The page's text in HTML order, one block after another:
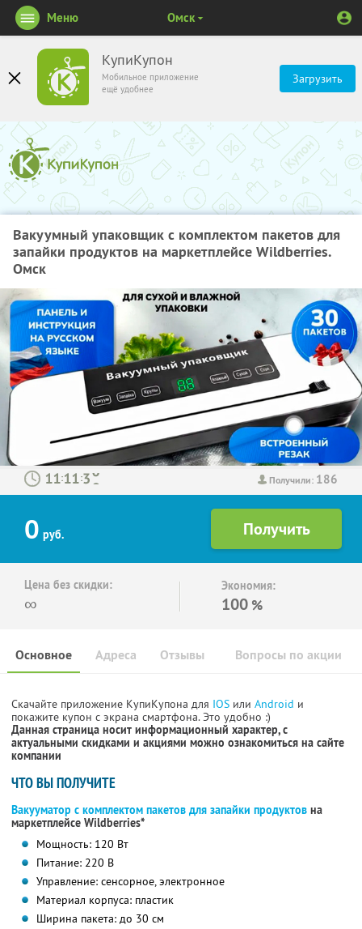
КупиКупон
Мобильное приложение
ещё удобнее
Загрузить
Меню Омск
Вакуумный упаковщик с комплектом пакетов для
запайки продуктов на маркетплейсе Wildberries.
Омск
Получили: 186
: :
0 руб.
Цена без скидки:
∞
Экономия:
100 %
Основное Отзывы Вопросы по акции
Адреса
Скачайте приложение КупиКупона для IOS или Android и
покажите купон с экрана смартфона. Это удобно :)
Данная страница носит информационный характер, с
актуальными скидками и акциями можно ознакомиться на сайте
компании
ЧТО ВЫ ПОЛУЧИТЕ
Вакууматор с комплектом пакетов для запайки продуктов на
маркетплейсе Wildberries*
Мощность: 120 Вт
Питание: 220 В
Управление: сенсорное, электронное
Материал корпуса: пластик
Ширина пакета: до 30 см